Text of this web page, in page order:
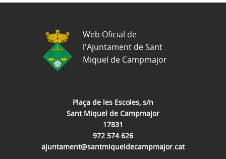
Plaça de les Escoles, s/n
Sant Miquel de Campmajor
17831
972 574 626
ajuntament@santmiqueldecampmajor.cat
Web Oficial de
l'Ajuntament de Sant
Miquel de Campmajor